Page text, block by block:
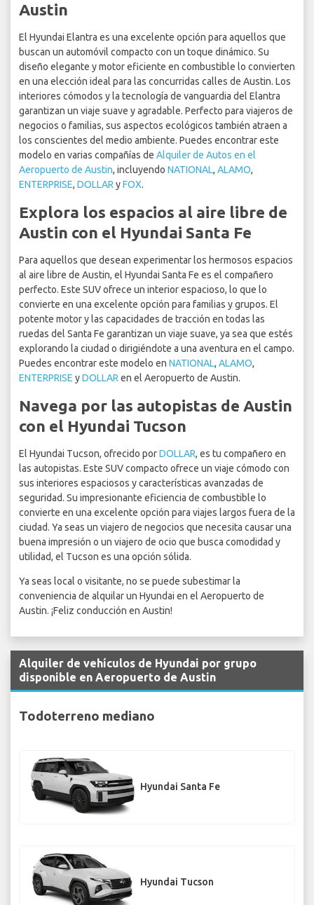
Austin
El Hyundai Elantra es una excelente opción para aquellos que
buscan un automóvil compacto con un toque dinámico. Su
diseño elegante y motor eficiente en combustible lo convierten
en una elección ideal para las concurridas calles de Austin. Los
interiores cómodos y la tecnología de vanguardia del Elantra
garantizan un viaje suave y agradable. Perfecto para viajeros de
negocios o familias, sus aspectos ecológicos también atraen a
los conscientes del medio ambiente. Puedes encontrar este
modelo en varias compañías de Alquiler de Autos en el
Aeropuerto de Austin, incluyendo NATIONAL, ALAMO,
ENTERPRISE, DOLLAR yFOX.
Explora los espacios al aire libre de
Austin con el Hyundai Santa Fe
Para aquellos que desean experimentar los hermosos espacios
al aire libre de Austin, el Hyundai Santa Fe es el compañero
perfecto. Este SUV ofrece un interior espacioso, lo que lo
convierte en una excelente opción para familias y grupos. El
potente motor y las capacidades de tracción en todas las
ruedas del Santa Fe garantizan un viaje suave, ya sea que estés
explorando la ciudad o dirigiéndote a una aventura en el campo.
Puedes encontrar este modelo en NATIONAL, ALAMO,
ENTERPRISE yDOLLAR en el Aeropuerto de Austin.
Navega por las autopistas de Austin
con el Hyundai Tucson
El Hyundai Tucson, ofrecido porDOLLAR, es tu compañero en
las autopistas. Este SUV compacto ofrece un viaje cómodo con
sus interiores espaciosos y características avanzadas de
seguridad. Su impresionante eficiencia de combustible lo
convierte en una excelente opción para viajes largos fuera de la
ciudad. Ya seas un viajero de negocios que necesita causar una
buena impresión o un viajero de ocio que busca comodidad y
utilidad, el Tucson es una opción sólida.
Ya seas local o visitante, no se puede subestimar la
conveniencia de alquilar un Hyundai en el Aeropuerto de
Austin. ¡Feliz conducción en Austin!
Alquiler de vehículos de Hyundai por grupo
disponible en Aeropuerto de Austin
Todoterreno mediano
Hyundai Santa Fe
Hyundai Tucson